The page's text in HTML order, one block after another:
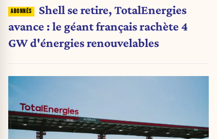
Shell se retire, TotalEnergies
avance : le géant français rachète 4
GW d'énergies renouvelables